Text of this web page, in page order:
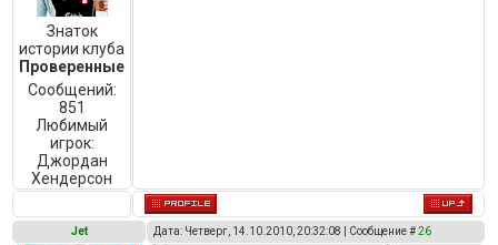
Знаток
истории клуба
Проверенные
Сообщений:
851
Любимый
игрок:
Джордан
Хендерсон
Jet Дата: Четверг, 14.10.2010, 20:32:08 | Сообщение #26